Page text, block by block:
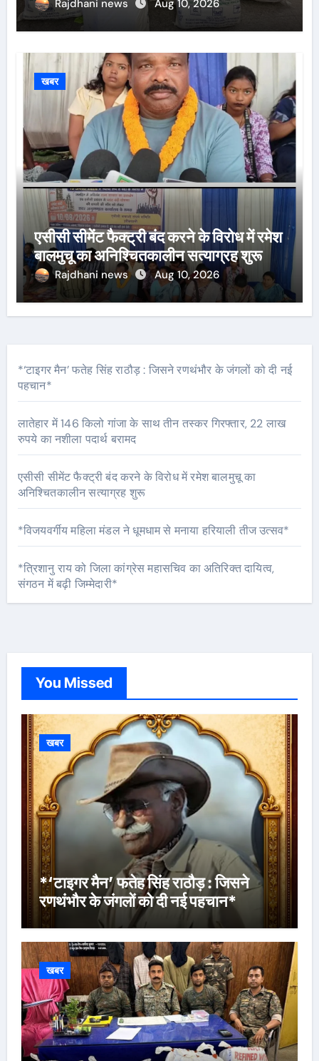
Rajdhani news Aug 10, 2026
खबर
एसीसी सीमेंट फैक्ट्री बंद करने के विरोध में रमेश
बालमुचू का अनिश्चितकालीन सत्याग्रह शुरू
Rajdhani news Aug 10, 2026
*‘टाइगर मैन’ फतेह सिंह राठौड़ : जिसने रणथंभौर के जंगलों को दी नई
पहचान*
लातेहार में 146 किलो गांजा के साथ तीन तस्कर गिरफ्तार, 22 लाख
रुपये का नशीला पदार्थ बरामद
एसीसी सीमेंट फैक्ट्री बंद करने के विरोध में रमेश बालमुचू का
अनिश्चितकालीन सत्याग्रह शुरू
*विजयवर्गीय महिला मंडल ने धूमधाम से मनाया हरियाली तीज उत्सव*
*त्रिशानु राय को जिला कांग्रेस महासचिव का अतिरिक्त दायित्व,
संगठन में बढ़ी जिम्मेदारी*
You Missed
खबर
*‘टाइगर मैन’ फतेह सिंह राठौड़ : जिसने
रणथंभौर के जंगलों को दी नई पहचान*
खबर